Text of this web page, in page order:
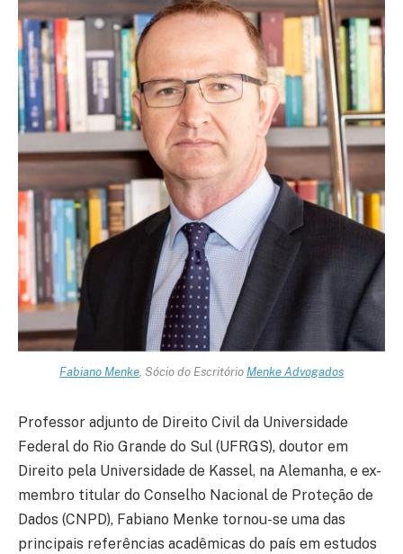
FabianoMenke, Sócio do EscritórioMenke Advogados
Professor adjunto de Direito Civil da Universidade
Federal do Rio Grande do Sul (UFRGS), doutor em
Direito pela Universidade de Kassel, na Alemanha, e ex-
membro titular do Conselho Nacional de Proteção de
Dados (CNPD), Fabiano Menke tornou-se uma das
principais referências acadêmicas do país em estudos